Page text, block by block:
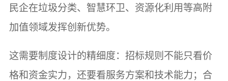
民企在垃圾分类、智慧环卫、资源化利用等高附
加值领域发挥创新优势。
这需要制度设计的精细度：招标规则不能只看价
格和资金实力，还要看服务方案和技术能力；合